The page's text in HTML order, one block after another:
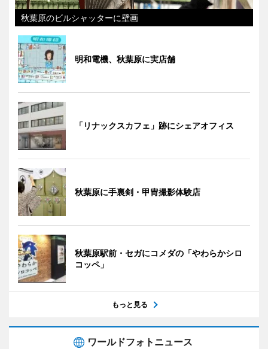
秋葉原のビルシャッターに壁画
明和電機、秋葉原に実店舗
「リナックスカフェ」跡にシェアオフィス
秋葉原に手裏剣・甲冑撮影体験店
秋葉原駅前・セガにコメダの「やわらかシロ
コッペ」
もっと見る
ワールドフォトニュース